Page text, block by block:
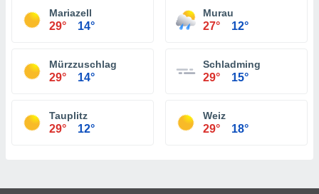
Mariazell
29° 14°
Murau
27° 12°
Mürzzuschlag
29° 14°
Schladming
29° 15°
Tauplitz
29° 12°
Weiz
29° 18°